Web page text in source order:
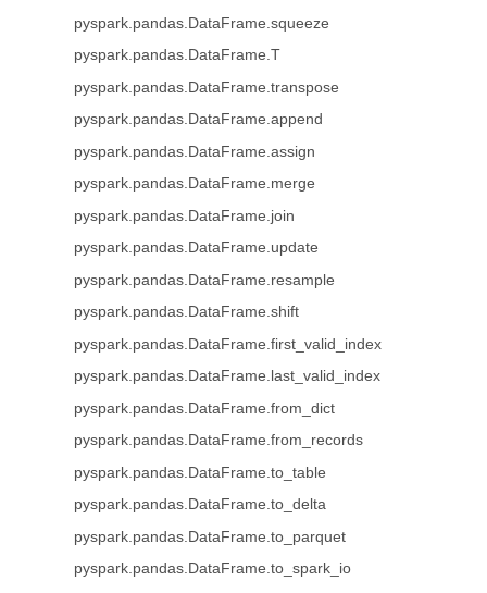
pyspark.pandas.DataFrame.squeeze
pyspark.pandas.DataFrame.T
pyspark.pandas.DataFrame.transpose
pyspark.pandas.DataFrame.append
pyspark.pandas.DataFrame.assign
pyspark.pandas.DataFrame.merge
pyspark.pandas.DataFrame.join
pyspark.pandas.DataFrame.update
pyspark.pandas.DataFrame.resample
pyspark.pandas.DataFrame.shift
pyspark.pandas.DataFrame.first_valid_index
pyspark.pandas.DataFrame.last_valid_index
pyspark.pandas.DataFrame.from_dict
pyspark.pandas.DataFrame.from_records
pyspark.pandas.DataFrame.to_table
pyspark.pandas.DataFrame.to_delta
pyspark.pandas.DataFrame.to_parquet
pyspark.pandas.DataFrame.to_spark_io